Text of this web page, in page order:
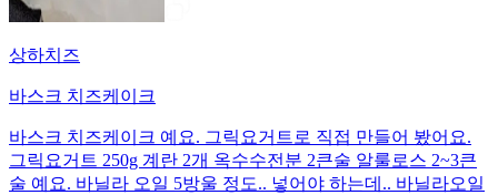
상하치즈
바스크 치즈케이크
바스크 치즈케이크 예요. 그릭요거트로 직접 만들어 봤어요.
그릭요거트 250g 계란 2개 옥수수전분 2큰술 알룰로스 2~3큰
술 예요. 바닐라 오일 5방울 정도.. 넣어야 하는데.. 바닐라오일